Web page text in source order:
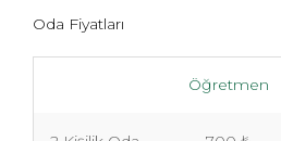
Oda Fiyatları
Öğretmen